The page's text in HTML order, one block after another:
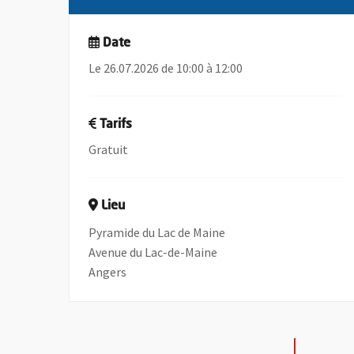
Date
Le 26.07.2026 de 10:00 à 12:00
Tarifs
Gratuit
Lieu
Pyramide du Lac de Maine
Avenue du Lac-de-Maine
Angers